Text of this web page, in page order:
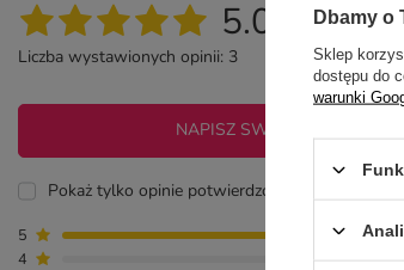
5.00
Liczba wystawionych opinii: 3
NAPISZ SWOJĄ OPINIĘ
Pokaż tylko opinie potwierdzone zakupem
5
4
Dbamy o
Sklep
dostępu do
warunki